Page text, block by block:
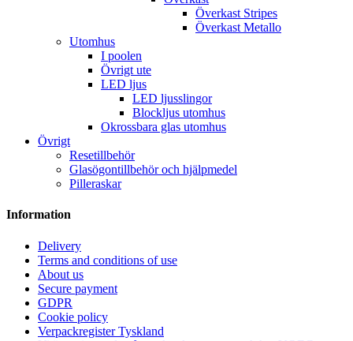
Överkast Stripes
Överkast Metallo
Utomhus
I poolen
Övrigt ute
LED ljus
LED ljusslingor
Blockljus utomhus
Okrossbara glas utomhus
Övrigt
Resetillbehör
Glasögontillbehör och hjälpmedel
Pilleraskar
Information
Delivery
Terms and conditions of use
About us
Secure payment
GDPR
Cookie policy
Verpackregister Tyskland